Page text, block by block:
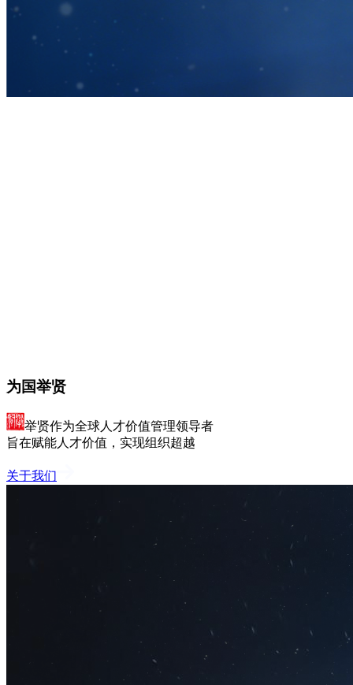
为国举贤
举贤作为全球人才价值管理领导者
旨在赋能人才价值，实现组织超越
关于我们